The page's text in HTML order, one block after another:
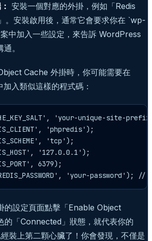
安裝一個對應的外掛，例如「Redis
。安裝啟用後，通常它會要求你在 `wp-
中加入一些設定，來告訴 WordPress
。
Cache 外掛時，你可能需要在
入類似這樣的程式碼：
'your-unique-site-
'phpredis');
'tcp');
'127.0.0.1');
6379);
'your-password'); //
的設定頁面點擊「Enable Object
的「Connected」狀態，就代表你的
裝上第二顆心臟了！你會發現，不僅是